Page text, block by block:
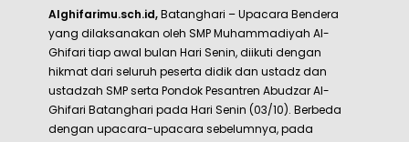
Alghifarimu.sch.id,Batanghari – Upacara Bendera
yang dilaksanakan oleh SMP Muhammadiyah Al-
Ghifari tiap awal bulan Hari Senin, diikuti dengan
hikmat dari seluruh peserta didik dan ustadz dan
ustadzah SMP serta Pondok Pesantren Abudzar Al-
Ghifari Batanghari pada Hari Senin (03/10). Berbeda
dengan upacara-upacara sebelumnya, pada